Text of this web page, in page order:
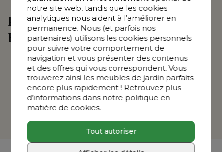
notre site web, tandis que les cookies
analytiques nous aident à l’améliorer en
permanence. Nous (et parfois nos
partenaires) utilisons les cookies personnels
pour suivre votre comportement de
navigation et vous présenter des contenus
et des offres qui vous correspondent. Vous
trouverez ainsi les meubles de jardin parfaits
encore plus rapidement ! Retrouvez plus
d’informations dans notre politique en
matière de cookies.
Tout autoriser
Pourquoi visiter le showroom
Exterioo à Saint-Nicolas?
1500 m² d’inspiration
Conseils d’experts sur mesure
Découvrez l’ambiance dans les zones d’inspiration
Testez vous-même le confort d’assise
Mur de tissus plein de choix – ressentez chaque